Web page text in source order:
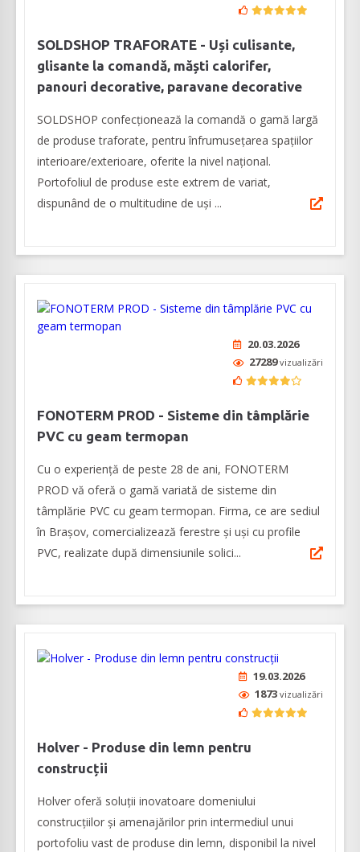
SOLDSHOP TRAFORATE - Uși culisante,
glisante la comandă, măști calorifer,
panouri decorative, paravane decorative
SOLDSHOP confecționează la comandă o gamă largă
de produse traforate, pentru înfrumusețarea spațiilor
interioare/exterioare, oferite la nivel naţional.
Portofoliul de produse este extrem de variat,
dispunând de o multitudine de uși ...
20.03.2026
27289vizualizări
FONOTERM PROD - Sisteme din tâmplărie
PVC cu geam termopan
Cu o experiență de peste 28 de ani, FONOTERM
PROD vă oferă o gamă variată de sisteme din
tâmplărie PVC cu geam termopan. Firma, ce are sediul
în Brașov, comercializează ferestre și uși cu profile
PVC, realizate după dimensiunile solici...
19.03.2026
1873 vizualizări
Holver - Produse din lemn pentru
construcții
Holver oferă soluții inovatoare domeniului
construcțiilor și amenajărilor prin intermediul unui
portofoliu vast de produse din lemn, disponibil la nivel